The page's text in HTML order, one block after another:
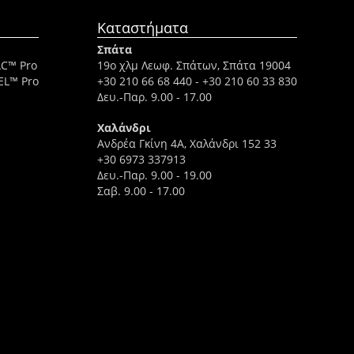
Pro
Pro
Καταστήματα
Σπάτα
19ο χλμ Λεωφ. Σπάτων, Σπάτα 19004
+30 210 66 68 440 - +30 210 60 33 830
Δευ.-Παρ. 9.00 - 17.00
Χαλάνδρι
Ανδρέα Γκίνη 4A, Χαλάνδρι 152 33
+30 6973 337913
Δευ.-Παρ. 9.00 - 19.00
Σαβ. 9.00 - 17.00